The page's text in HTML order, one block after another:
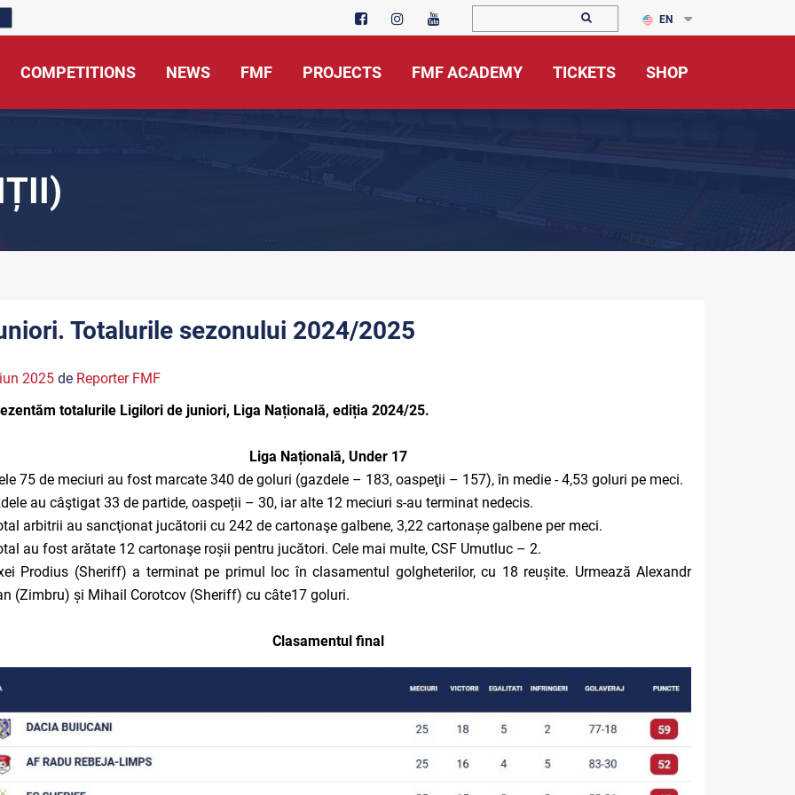
EN
COMPETITIONS NEWS FMF PROJECTS FMF ACADEMY TICKETS SHOP
Totalurile sezonului 2024/2025
2025de Reporter FMF
totalurile Ligilori de juniori, Liga Națională, ediția 2024/25.
Liga Națională, Under 17
75 de meciuri au fost marcate 340 de goluri (gazdele – 183, oaspeţii – 157), în medie - 4,53 goluri pe meci.
au câştigat 33 de partide, oaspeții – 30, iar alte 12 meciuri s-au terminat nedecis.
arbitrii au sancţionat jucătorii cu 242 de cartonaşe galbene, 3,22 cartonașe galbene per meci.
au fost arătate 12 cartonaşe roșii pentru jucători. Cele mai multe, CSF Umutluc – 2.
Prodius (Sheriff) a terminat pe primul loc în clasamentul golgheterilor, cu 18 reușite. Urmează Alexandr
(Zimbru) și Mihail Corotcov (Sheriff) cu câte17 goluri.
Clasamentul final